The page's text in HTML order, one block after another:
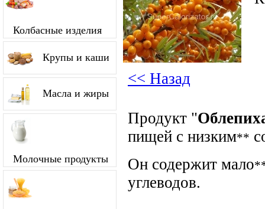
Колбасные изделия
Крупы и каши
Масла и жиры
Молочные продукты
<< Назад
Продукт "
пищей с низким**
Он содержит мало
углеводов.